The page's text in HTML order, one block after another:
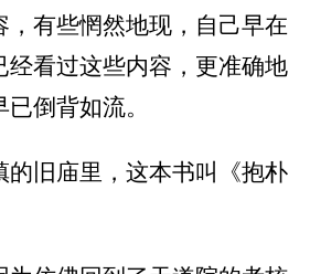
，有些惘然地现，自己早在
经看过这些内容，更准确地
倒背如流。
旧庙里，这本书叫《抱朴